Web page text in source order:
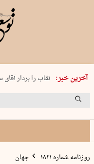
آخرین خبر:
پنجشنبه 15 مرداد 1405 شماره 2243
نقاب را بردار آقای
کدام فوتبال؟
روزنامه شماره ۱۸۲۱ جهان